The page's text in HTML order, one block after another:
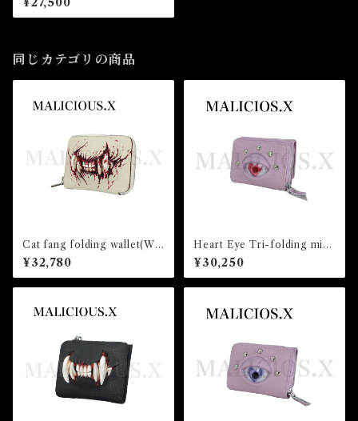
同じカテゴリの商品
Cat fang folding wallet(Whi
te)/blood
¥32,780
Heart Eye Tri-folding mini
wallet(Light Violet) /Albino
pink
¥30,250